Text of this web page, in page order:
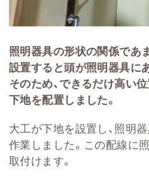
照明器具の形状の関係であ
設置すると頭が照明器具に
そのため、できるだけ高い
下地を配置しました。
大工が下地を設置し、照明
作業しました。この配線に
取付けます。